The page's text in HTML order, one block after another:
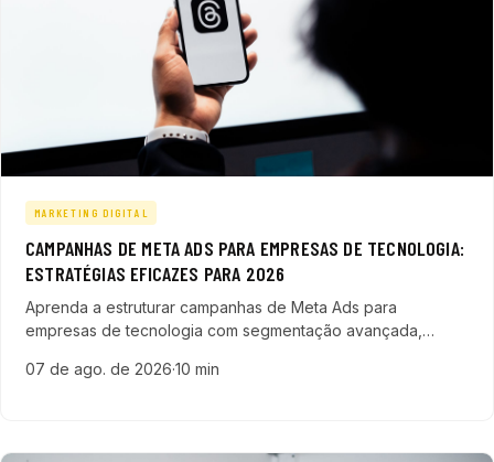
MARKETING DIGITAL
CAMPANHAS DE META ADS PARA EMPRESAS DE TECNOLOGIA:
ESTRATÉGIAS EFICAZES PARA 2026
Aprenda a estruturar campanhas de Meta Ads para
empresas de tecnologia com segmentação avançada,
para maximizar resultados.
07 de ago. de 2026·10 min